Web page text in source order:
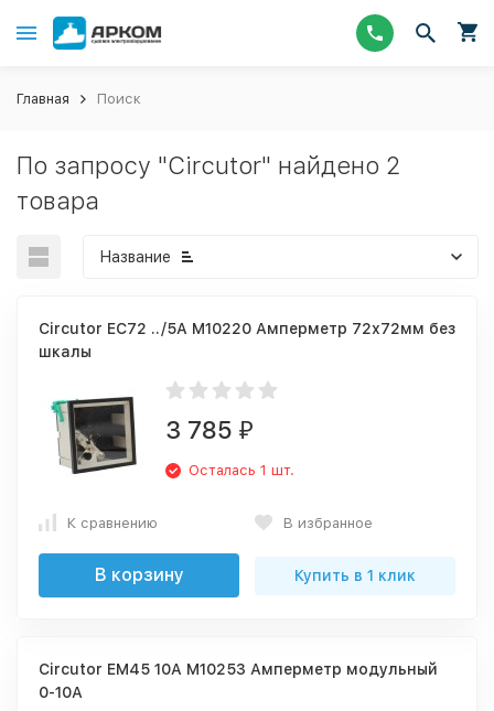
Главная Поиск
По запросу "Circutor" найдено 2
товара
Название
Circutor EC72 ../5A M10220 Амперметр 72х72мм без
шкалы
3 785 ₽
Осталась 1 шт.
К сравнению В избранное
В корзину Купить в 1 клик
Circutor EM45 10A M10253 Амперметр модульный
0-10А